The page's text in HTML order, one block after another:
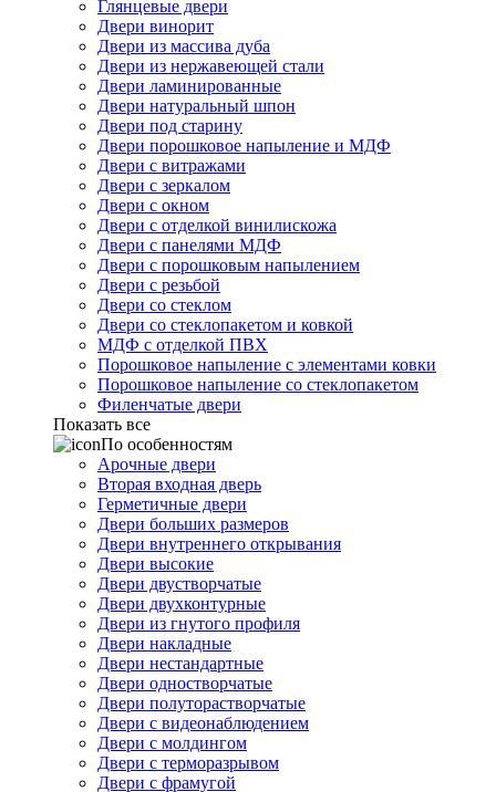
Глянцевые двери
Двери винорит
Двери из массива дуба
Двери из нержавеющей стали
Двери ламинированные
Двери натуральный шпон
Двери под старину
Двери порошковое напыление и МДФ
Двери с витражами
Двери с зеркалом
Двери с окном
Двери с отделкой винилискожа
Двери с панелями МДФ
Двери с порошковым напылением
Двери с резьбой
Двери со стеклом
Двери со стеклопакетом и ковкой
МДФ с отделкой ПВХ
Порошковое напыление с элементами ковки
Порошковое напыление со стеклопакетом
Филенчатые двери
Показать все
По особенностям
Арочные двери
Вторая входная дверь
Герметичные двери
Двери больших размеров
Двери внутреннего открывания
Двери высокие
Двери двустворчатые
Двери двухконтурные
Двери из гнутого профиля
Двери накладные
Двери нестандартные
Двери одностворчатые
Двери полуторастворчатые
Двери с видеонаблюдением
Двери с молдингом
Двери с терморазрывом
Двери с фрамугой